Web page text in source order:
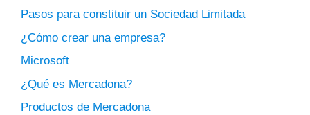
Pasos para constituir un Sociedad Limitada
¿Cómo crear una empresa?
Microsoft
¿Qué es Mercadona?
Productos de Mercadona